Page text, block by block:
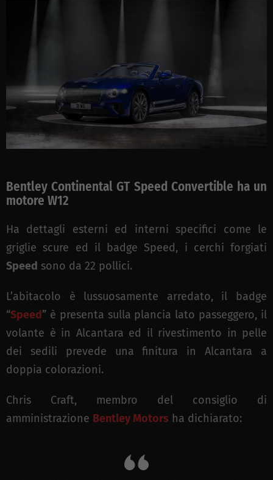
Bentley Continental GT Speed ​​Convertible ha un
motore W12
Ha dettagli esterni ed interni specifici come le
griglie scure ed il badge Speed, i cerchi forgiati
Speed sono da 22 pollici.
L’abitacolo è lussuosamente arredato, il badge
“Speed” è presenta sulla plancia lato passeggero, il
volante è in Alcantara ed il rivestimento in pelle
dei sedili prevede una finitura in Alcantara a
doppia colorazioni.
Chris Craft, membro del consiglio di
amministrazione Bentley Motors ha dichiarato: